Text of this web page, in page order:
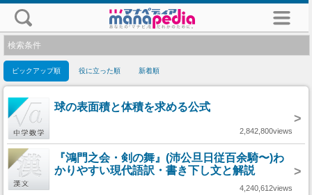
検索条件
ピックアップ順 役に立った順 新着順
球の表面積と体積を求める公式
>
2,842,800views
『鴻門之会・剣の舞』(沛公旦日従百余騎〜)わ
かりやすい現代語訳・書き下し文と解説
>
4,240,612views